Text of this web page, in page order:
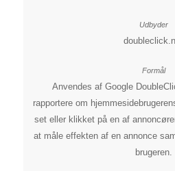
Anvendes af Google
rapportere om
set eller klikket på en af
at måle effekten af en annonce
brugeren.